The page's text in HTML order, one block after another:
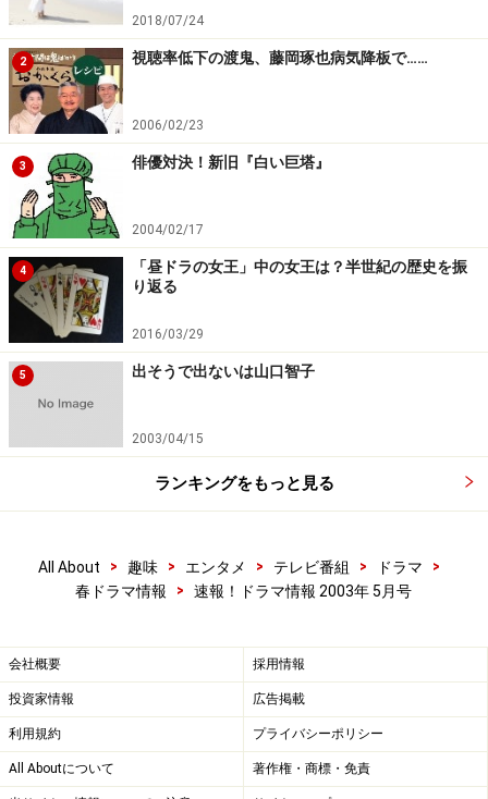
2018/07/24
2 視聴率低下の渡鬼、藤岡琢也病気降板で……
2006/02/23
3 俳優対決！新旧『白い巨塔』
2004/02/17
4
「昼ドラの女王」中の女王は？半世紀の歴史を振
り返る
2016/03/29
5 出そうで出ないは山口智子
2003/04/15
ランキングをもっと見る
All About > 趣味 > エンタメ > テレビ番組 > ドラマ
>
春ドラマ情報
> 速報！ドラマ情報 2003年 5月号
会社概要 採用情報
投資家情報 広告掲載
利用規約 プライバシーポリシー
All Aboutについて 著作権・商標・免責